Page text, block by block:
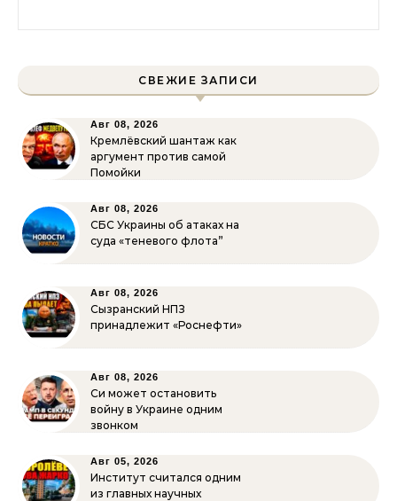
СВЕЖИЕ ЗАПИСИ
Авг 08, 2026
Кремлёвский шантаж как
аргумент против самой
Помойки
Авг 08, 2026
СБС Украины об атаках на
суда «теневого флота”
Авг 08, 2026
Сызранский НПЗ
принадлежит «Роснефти»
Авг 08, 2026
Си может остановить
войну в Украине одним
звонком
Авг 05, 2026
Институт считался одним
из главных научных